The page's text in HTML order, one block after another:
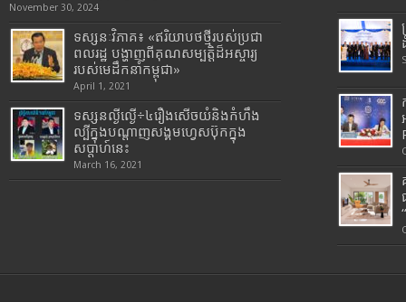
November 30, 2024
ទស្សនៈវិភាគ៖ «ឥរិយាបថថ្មីរបស់ប្រជា
ពលរដ្ឋ បង្ហាញពីគុណសម្បត្តិដ៏អស្ចារ្យ
របស់មេដឹកនាំកម្ពុជា»
April 1, 2021
ទស្សនល្ងីល្ងើ÷៤រឿងសើចយំនិងកំហឹង
ល្បីក្នុងបណ្តាញសង្គមហ្វេសប៊ុកក្នុង
សប្តាហ៍នេះ
March 16, 2021